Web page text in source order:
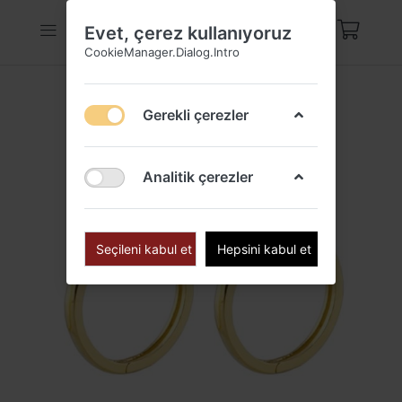
Evet, çerez kullanıyoruz
CookieManager.Dialog.Intro
Gerekli çerezler
Analitik çerezler
Seçileni kabul et Hepsini kabul et